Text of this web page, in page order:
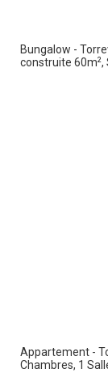
Bungalow -
construite 60m2,
Appartement -
Chambres, 1